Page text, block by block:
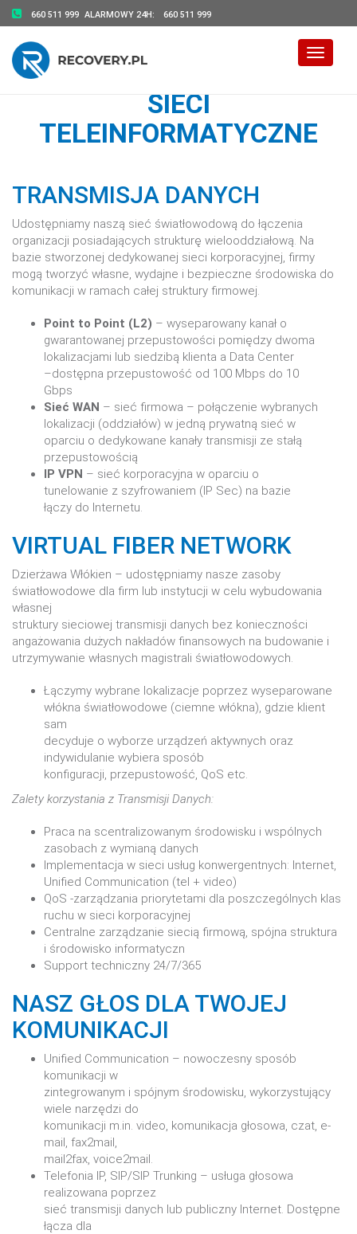
660 511 999 ALARMOWY 24H: 660 511 999
Toggle
SIECI
TELEINFORMATYCZNE
TRANSMISJA DANYCH
Udostępniamy naszą sieć światłowodową do łączenia
organizacji posiadających strukturę wielooddziałową. Na
bazie stworzonej dedykowanej sieci korporacyjnej, firmy
mogą tworzyć własne, wydajne i bezpieczne środowiska do
komunikacji w ramach całej struktury firmowej.
Point to Point (L2) – wyseparowany kanał o
gwarantowanej przepustowości pomiędzy dwoma
lokalizacjami lub siedzibą klienta a Data Center
–dostępna przepustowość od 100 Mbps do 10
Gbps
Sieć WAN – sieć firmowa – połączenie wybranych
lokalizacji (oddziałów) w jedną prywatną sieć w
oparciu o dedykowane kanały transmisji ze stałą
przepustowością
IP VPN – sieć korporacyjna w oparciu o
tunelowanie z szyfrowaniem (IP Sec) na bazie
łączy do Internetu.
VIRTUAL FIBER NETWORK
Dzierżawa Włókien – udostępniamy nasze zasoby
światłowodowe dla firm lub instytucji w celu wybudowania
własnej
struktury sieciowej transmisji danych bez konieczności
angażowania dużych nakładów finansowych na budowanie i
utrzymywanie własnych magistrali światłowodowych.
Łączymy wybrane lokalizacje poprzez wyseparowane
włókna światłowodowe (ciemne włókna), gdzie klient
sam
decyduje o wyborze urządzeń aktywnych oraz
indywidulanie wybiera sposób
konfiguracji, przepustowość, QoS etc.
Zalety korzystania z Transmisji Danych:
Praca na scentralizowanym środowisku i wspólnych
zasobach z wymianą danych
Implementacja w sieci usług konwergentnych: Internet,
Unified Communication (tel + video)
QoS -zarządzania priorytetami dla poszczególnych klas
ruchu w sieci korporacyjnej
Centralne zarządzanie siecią firmową, spójna struktura
i środowisko informatyczn
Support techniczny 24/7/365
NASZ GŁOS DLA TWOJEJ
KOMUNIKACJI
Unified Communication – nowoczesny sposób
komunikacji w
zintegrowanym i spójnym środowisku, wykorzystujący
wiele narzędzi do
komunikacji m.in. video, komunikacja głosowa, czat, e-
mail, fax2mail,
mail2fax, voice2mail.
Telefonia IP, SIP/SIP Trunking – usługa głosowa
realizowana poprzez
sieć transmisji danych lub publiczny Internet. Dostępne
łącza dla